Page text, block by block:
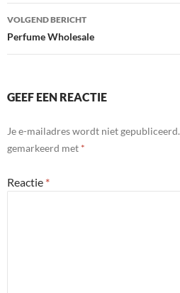
VOLGEND BERICHT
Perfume Wholesale
GEEF EEN REACTIE
Je e-mailadres wordt niet gepubliceerd.
gemarkeerd met *
Reactie *